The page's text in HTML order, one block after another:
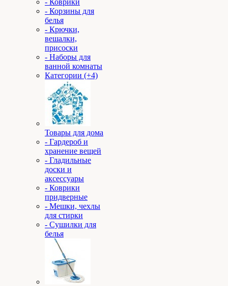
- Коврики
- Корзины для
белья
- Крючки,
вешалки,
присоски
- Наборы для
ванной комнаты
Категории (+4)
Товары для дома
- Гардероб и
хранение вещей
- Гладильные
доски и
аксессуары
- Коврики
придверные
- Мешки, чехлы
для стирки
- Сушилки для
белья